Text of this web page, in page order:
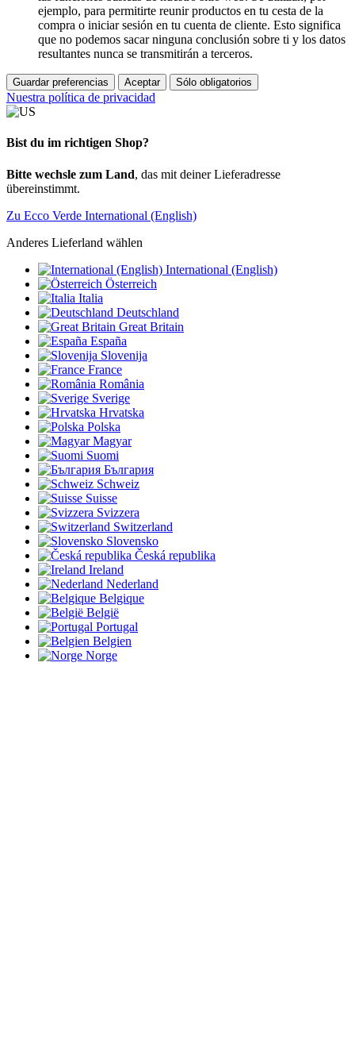
ejemplo, para permitirte reunir productos en tu cesta de la
compra o iniciar sesión en tu cuenta de cliente. Esto significa
que no podemos sacar ninguna conclusión sobre ti y los datos
resultantes nunca se transmitirán a terceros.
Guardar preferencias Aceptar Sólo obligatorios
Nuestra política de privacidad
Bist du im richtigen Shop?
Bitte wechsle zum Land, das mit deiner Lieferadresse
übereinstimmt.
Zu Ecco Verde International (English)
Anderes Lieferland wählen
International (English)
Österreich
Italia
Deutschland
Great Britain
España
Slovenija
France
România
Sverige
Hrvatska
Polska
Magyar
Suomi
България
Schweiz
Suisse
Svizzera
Switzerland
Slovensko
Česká republika
Ireland
Nederland
Belgique
België
Portugal
Belgien
Norge